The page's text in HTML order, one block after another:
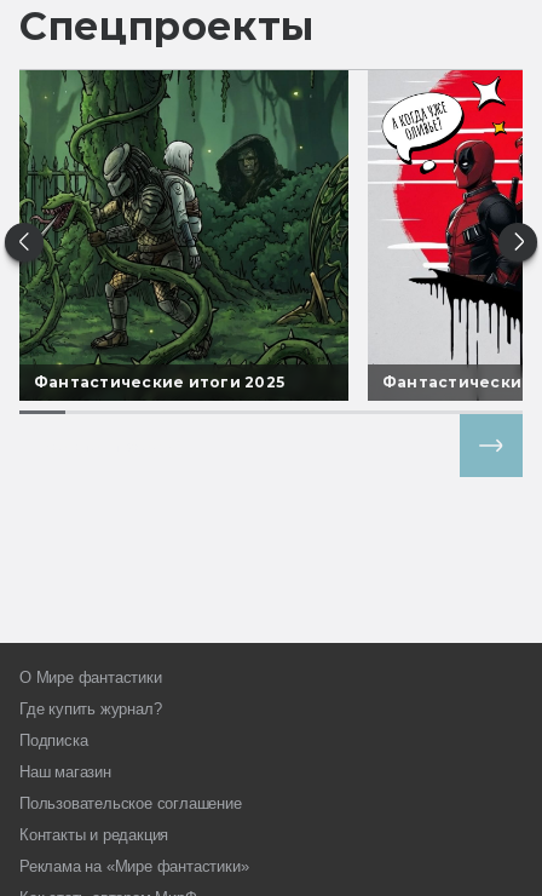
Спецпроекты
Фантастические итоги 2025 Фантастические
О Мире фантастики
Где купить журнал?
Подписка
Наш магазин
Пользовательское соглашение
Контакты и редакция
Реклама на «Мире фантастики»